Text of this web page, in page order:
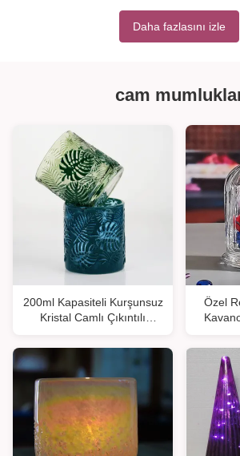
Daha fazlasını izle
cam
200ml Kapasiteli Kurşunsuz
Kristal Camlı Çıkıntılı
Cam Şamdanlı
Özel